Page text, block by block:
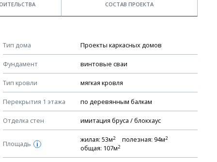
СОСТАВ ПРОЕКТА
Тип дома Проекты каркасных домов
Фундамент винтовые сваи
Тип кровли мягкая кровля
Перекрытия 1 этажа по деревянным балкам
Отделка стен имитация бруса / блокхаус
Площадь i
жилая: 53м2 полезная: 94м2
общая: 107м2
Примечания
Стоимость строительства дома — ориентировочная!
Для более детального расчета стоимости
строительства необходима разработка сметы, согласно
стоимости материалов в вашем регионе
Мы не учитываем стоимость доставки материалов.
Смотрите советы по выбору материала в нашем
КОНСТРУКТИВНЫЕ РЕШЕНИЯ (КР)
План фундамента
Устройство фундамента, спецификация материалов
фундамента
Планы перекрытий этажей, спецификация элементов
Устройство перекрытий
Устройство стен
Спецификация материалов стен